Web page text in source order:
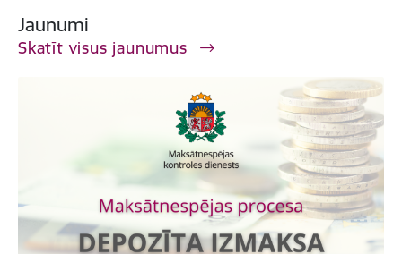
Jaunumi
Skatīt visus jaunumus